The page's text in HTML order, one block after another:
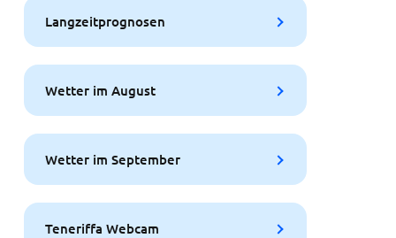
Langzeitprognosen
Wetter im August
Wetter im September
Teneriffa Webcam